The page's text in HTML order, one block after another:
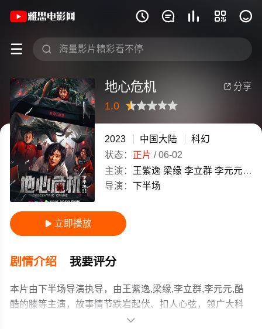
    
 
《地心危机》(2023)中国大陆汉语普通
 分享
地心危机
1.0
很差较差
还行推荐力荐
2023 中国大陆
科幻
状态： 正片 /06-02
主演：
王紫逸 梁缘 李立群 李元元 酷
导演： 下半场
 立即播放
剧情介绍 我要评分
本片由下半场导演执导，由王紫逸,梁缘,李立群,李元元,酷
酷的滕等主演，故事情节跌岩起伏、扣人心弦，领广大科
幻片爱好者和观众们都期待不已。
